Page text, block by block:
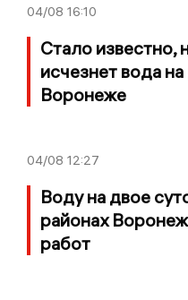
04/08 16:10
Стало известно,
исчезнет вода
Воронеже
04/08 12:27
Воду на двое
районах
работ